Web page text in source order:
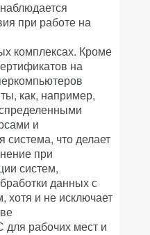
при работе на
комплексах. Кроме
на
как, например,
и
что делает
при
систем,
данных с
хотя и не исключает
рабочих мест и